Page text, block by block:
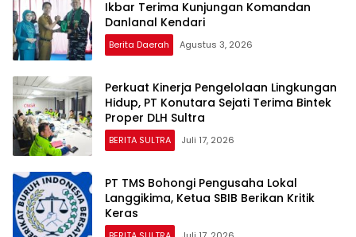
Ikbar Terima Kunjungan Komandan
Danlanal Kendari
Berita Daerah Agustus 3, 2026
Perkuat Kinerja Pengelolaan Lingkungan
Hidup, PT Konutara Sejati Terima Bintek
Proper DLH Sultra
BERITA SULTRA Juli 17, 2026
PT TMS Bohongi Pengusaha Lokal
Langgikima, Ketua SBIB Berikan Kritik
Keras